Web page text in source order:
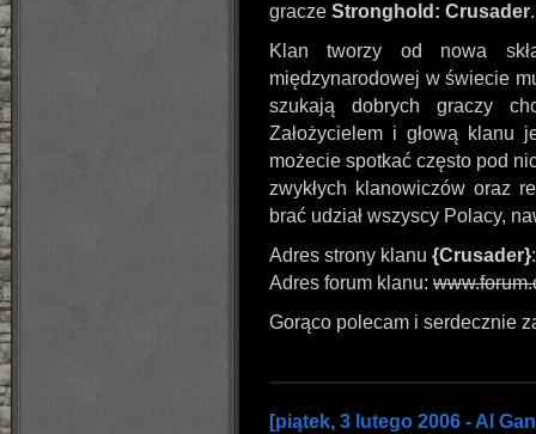
gracze Stronghold: Crusader.
Klan tworzy od nowa
międzynarodowej w świecie
szukają dobrych graczy
Założycielem i głową klanu
możecie spotkać często pod
zwykłych klanowiczów oraz
brać udział wszyscy Polacy,
Adres strony klanu {Crusader}
Adres forum klanu:
Gorąco polecam i serdecznie
[piątek, 3 lutego 2006 - Al